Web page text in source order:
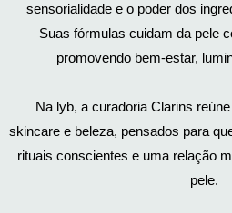
sensorialidade e o poder dos
Suas fórmulas cuidam da pele
promovendo bem-estar,
Na lyb, a curadoria Clarins
skincare e beleza, pensados para
rituais conscientes e uma relação
pele.